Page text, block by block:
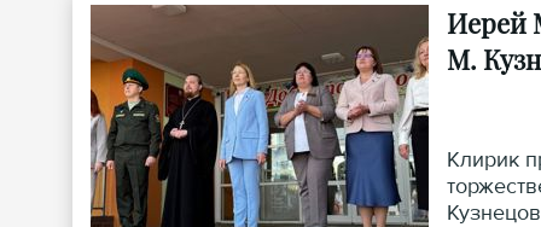
Иерей
М.
Клирик